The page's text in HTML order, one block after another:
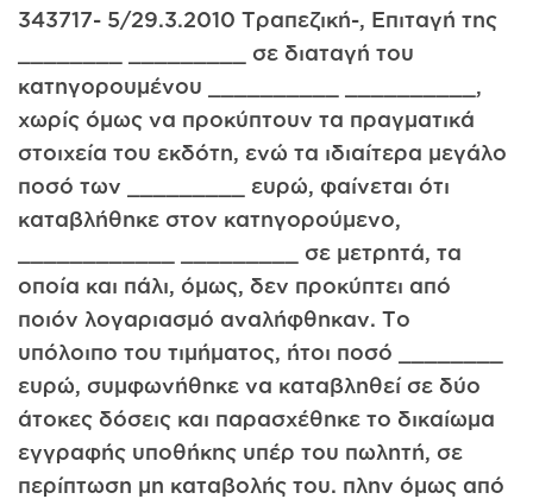
343717- 5/29.3.2010 Τραπεζική-, Επιταγή της
________ _________ σε διαταγή του
κατηγορουμένου __________ __________,
χωρίς όμως να προκύπτουν τα πραγματικά
στοιχεία του εκδότη, ενώ τα ιδιαίτερα μεγάλο
ποσό των _________ ευρώ, φαίνεται ότι
καταβλήθηκε στον κατηγορούμενο,
____________ _________ σε μετρητά, τα
οποία και πάλι, όμως, δεν προκύπτει από
ποιόν λογαριασμό αναλήφθηκαν. Το
υπόλοιπο του τιμήματος, ήτοι ποσό ________
ευρώ, συμφωνήθηκε να καταβληθεί σε δύο
άτοκες δόσεις και παρασχέθηκε το δικαίωμα
εγγραφής υποθήκης υπέρ του πωλητή, σε
περίπτωση μη καταβολής του. πλην όμως από